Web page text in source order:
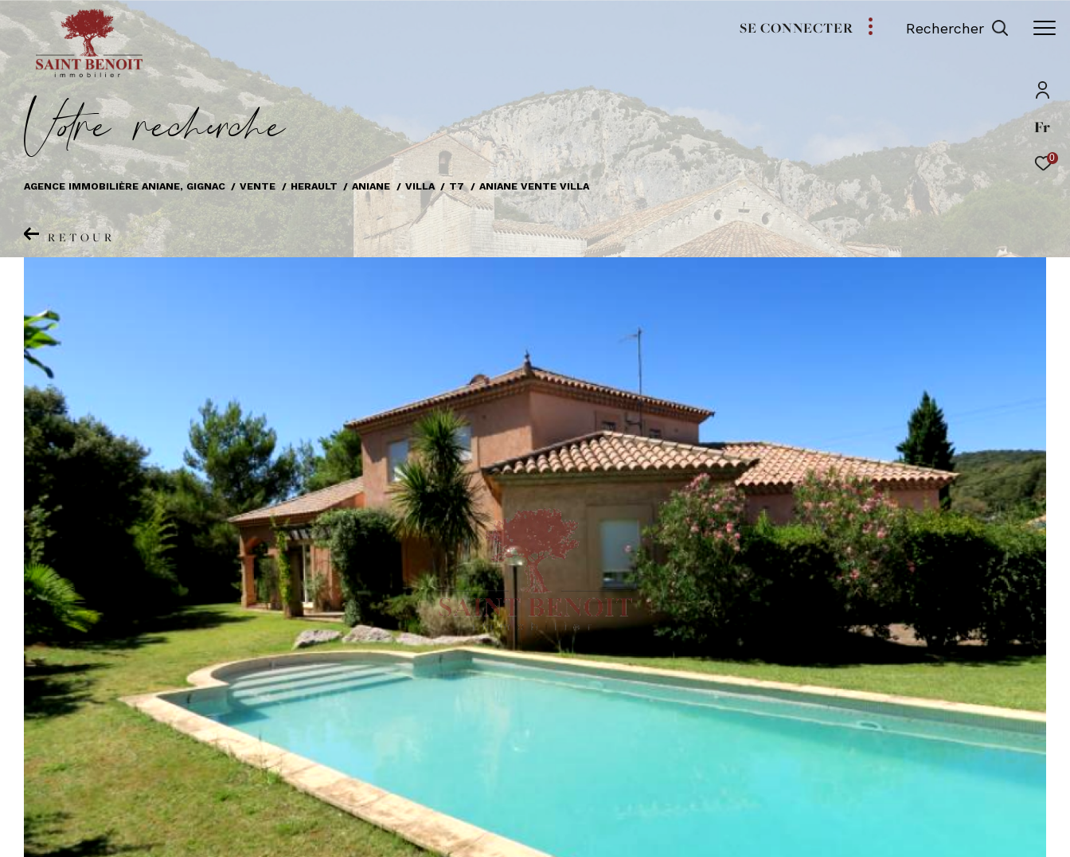
Fr
0
SE CONNECTER Rechercher
Vore recece
AGENCE IMMOBILIÈRE ANIANE, GIGNAC VENTE HERAULT ANIANE VILLA T7 ANIANE VENTE VILLA
RETOUR